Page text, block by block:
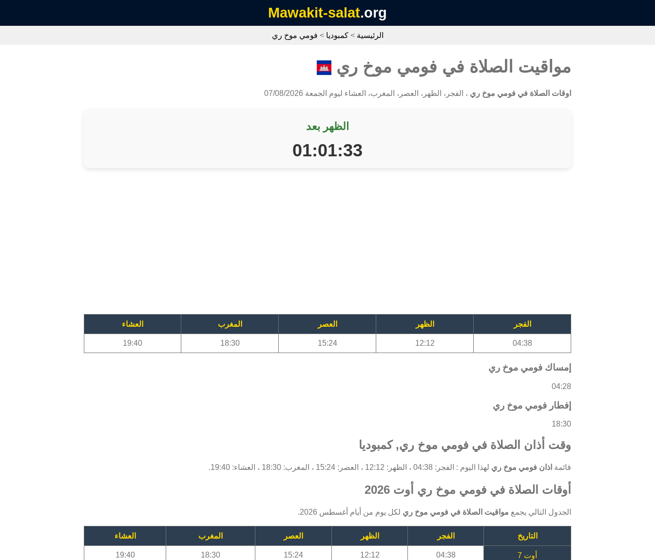
Mawakit-salat.org
الرئيسية >كمبوديا > فومي موخ ري
مواقيت الصلاة في فومي موخ ري
اوقات الصلاة في فومي موخ ري ، الفجر، الظهر، العصر، المغرب، العشاء ليوم الجمعة 07/08/2026
الظهر بعد
01:01:33
الفجر الظهر العصر المغرب العشاء
04:38
12:12
15:24
18:30
19:40
إمساك فومي موخ ري
04:28
إفطار فومي موخ ري
18:30
وقت أذان الصلاة في فومي موخ ري, كمبوديا
قائمة اذان فومي موخ ري لهذا اليوم : الفجر: 04:38 ، الظهر: 12:12 ، العصر: 15:24 ، المغرب: 18:30 ، العشاء: 19:40.
أوقات الصلاة في فومي موخ ري أوت 2026
الجدول التالي يجمع مواقيت الصلاة في فومي موخ ري لكل يوم من أيام أغسطس 2026.
التاريخ الفجر الظهر العصر المغرب العشاء
أوت 7 04:38
12:12
15:24
18:30
19:40